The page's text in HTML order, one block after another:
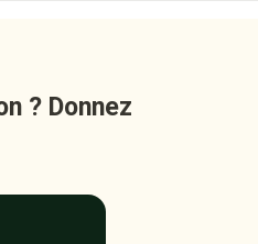
? Donnez